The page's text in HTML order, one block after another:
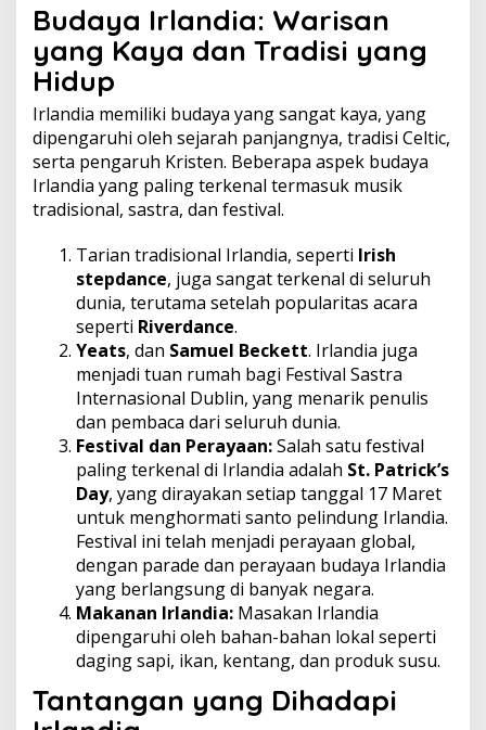
Budaya Irlandia: Warisan
yang Kaya dan Tradisi yang
Hidup
Irlandia memiliki budaya yang sangat kaya, yang
dipengaruhi oleh sejarah panjangnya, tradisi Celtic,
serta pengaruh Kristen. Beberapa aspek budaya
Irlandia yang paling terkenal termasuk musik
tradisional, sastra, dan festival.
Tarian tradisional Irlandia, seperti Irish
stepdance, juga sangat terkenal di seluruh
dunia, terutama setelah popularitas acara
seperti Riverdance.
Yeats, dan Samuel Beckett. Irlandia juga
menjadi tuan rumah bagi Festival Sastra
Internasional Dublin, yang menarik penulis
dan pembaca dari seluruh dunia.
Festival dan Perayaan:Salah satu festival
paling terkenal di Irlandia adalah St. Patrick’s
Day, yang dirayakan setiap tanggal 17 Maret
untuk menghormati santo pelindung Irlandia.
Festival ini telah menjadi perayaan global,
dengan parade dan perayaan budaya Irlandia
yang berlangsung di banyak negara.
Makanan Irlandia: Masakan Irlandia
dipengaruhi oleh bahan-bahan lokal seperti
daging sapi, ikan, kentang, dan produk susu.
Tantangan yang Dihadapi